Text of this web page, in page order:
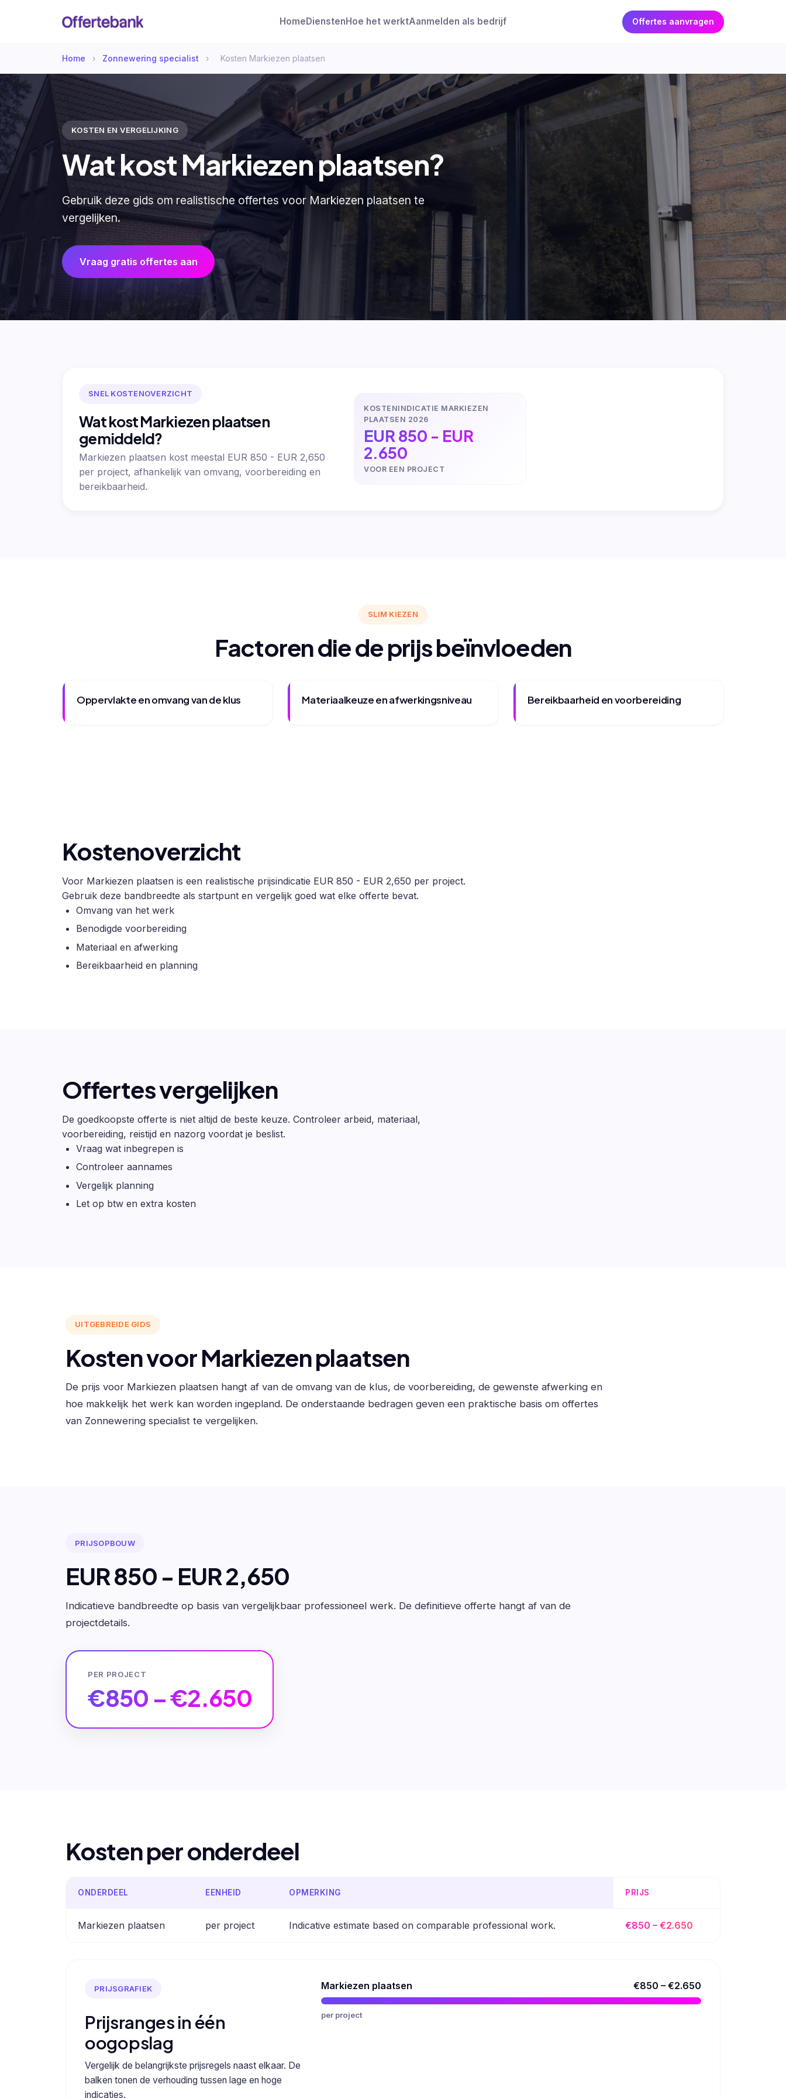
Home Diensten Hoe het werktAanmelden als bedrijf Offertes aanvragen
Home › Zonnewering specialist › Kosten Markiezen plaatsen
KOSTEN EN VERGELIJKING
Wat kost Markiezen plaatsen?
Gebruik deze gids om realistische offertes voor Markiezen plaatsen te
vergelijken.
Vraag gratis offertes aan
SNEL KOSTENOVERZICHT
Wat kost Markiezen plaatsen
gemiddeld?
Markiezen plaatsen kost meestal EUR 850 - EUR 2,650
per project, afhankelijk van omvang, voorbereiding en
bereikbaarheid.
KOSTENINDICATIE MARKIEZEN
PLAATSEN 2026
EUR 850 - EUR
2.650
VOOR EEN PROJECT
SLIM KIEZEN
Factoren die de prijs beïnvloeden
Oppervlakte en omvang van de klus Materiaalkeuze en afwerkingsniveau Bereikbaarheid en voorbereiding
Kostenoverzicht
Voor Markiezen plaatsen is een realistische prijsindicatie EUR 850 - EUR 2,650 per project.
Gebruik deze bandbreedte als startpunt en vergelijk goed wat elke offerte bevat.
Omvang van het werk
Benodigde voorbereiding
Materiaal en afwerking
Bereikbaarheid en planning
Offertes vergelijken
De goedkoopste offerte is niet altijd de beste keuze. Controleer arbeid, materiaal,
voorbereiding, reistijd en nazorg voordat je beslist.
Vraag wat inbegrepen is
Controleer aannames
Vergelijk planning
Let op btw en extra kosten
UITGEBREIDE GIDS
Kosten voor Markiezen plaatsen
De prijs voor Markiezen plaatsen hangt af van de omvang van de klus, de voorbereiding, de gewenste afwerking en
hoe makkelijk het werk kan worden ingepland. De onderstaande bedragen geven een praktische basis om offertes
van Zonnewering specialist te vergelijken.
PRIJSOPBOUW
EUR 850 - EUR 2,650
Indicatieve bandbreedte op basis van vergelijkbaar professioneel werk. De definitieve offerte hangt af van de
projectdetails.
PER PROJECT
€850 – €2.650
Kosten per onderdeel
ONDERDEEL EENHEID OPMERKING PRIJS
Markiezen plaatsen per project Indicative estimate based on comparable professional work. €850 – €2.650
PRIJSGRAFIEK
Prijsranges in één
oogopslag
Vergelijk de belangrijkste prijsregels naast elkaar. De
balken tonen de verhouding tussen lage en hoge
indicaties.
Markiezen plaatsen €850 – €2.650
per project